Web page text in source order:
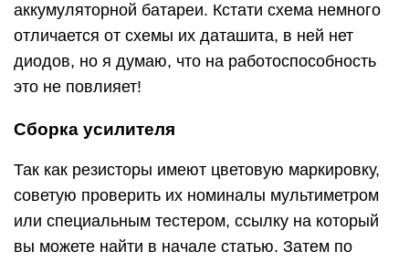
аккумуляторной батареи. Кстати схема немного
отличается от схемы их даташита, в ней нет
диодов, но я думаю, что на работоспособность
это не повлияет!
Сборка усилителя
Так как резисторы имеют цветовую маркировку,
советую проверить их номиналы мультиметром
или специальным тестером, ссылку на который
вы можете найти в начале статью. Затем по